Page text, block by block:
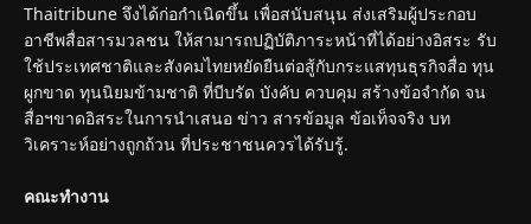
Thaitribune จึงได้ก่อกำเนิดขึ้น เพื่อสนับสนุน ส่งเสริมผู้ประกอบ
อาชีพสื่อสารมวลชน ให้สามารถปฏิบัติภาระหน้าที่ได้อย่างอิสระ รับ
ใช้ประเทศชาติและสังคมไทยหยัดยืนต่อสู้กับกระแสทุนธุรกิจสื่อ ทุน
ผูกขาด ทุนนิยมข้ามชาติ ที่บีบรัด บังคับ ควบคุม สร้างข้อจำกัด จน
สื่อฯขาดอิสระในการนำเสนอ ข่าว สารข้อมูล ข้อเท็จจริง บท
วิเคราะห์อย่างถูกถ้วน ที่ประชาชนควรได้รับรู้.
คณะทำงาน